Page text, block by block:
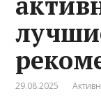
29.08.2025